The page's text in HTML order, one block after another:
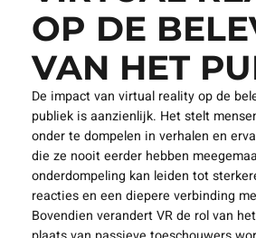
breed publiek en biedt nieuwe
verbinding.
DE IMPACT
VIRTUAL
OP DE
VAN HET
De impact van virtual reality op de
publiek is aanzienlijk. Het stelt